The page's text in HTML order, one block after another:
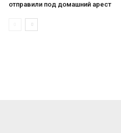
отправили под домашний арест